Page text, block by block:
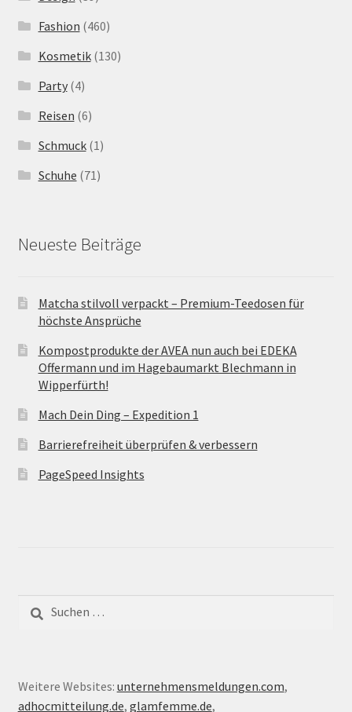
Fashion (460)
Kosmetik(130)
Party(4)
Reisen (6)
Schmuck(1)
Schuhe (71)
Neueste Beiträge
Matcha stilvoll verpackt – Premium-Teedosen für
höchste Ansprüche
Kompostprodukte der AVEA nun auch bei EDEKA
Offermann und im Hagebaumarkt Blechmann in
Wipperfürth!
Mach Dein Ding – Expedition 1
Barrierefreiheit überprüfen & verbessern
PageSpeed Insights
nach:
Weitere Websites: unternehmensmeldungen.com,
adhocmitteilung.de, glamfemme.de,